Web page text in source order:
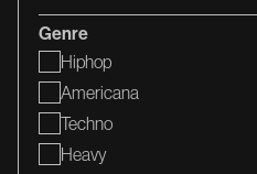
Genre
Hiphop
Americana
Techno
Heavy